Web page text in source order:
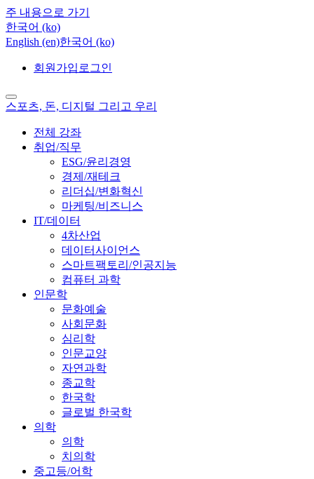
주 내용으로 가기
한국어 ‎(ko)‎
English ‎(en)‎한국어 ‎(ko)‎
회원가입 로그인
스포츠, 돈, 디지털 그리고 우리
전체 강좌
취업/직무
ESG/윤리경영
경제/재테크
리더십/변화혁신
마케팅/비즈니스
IT/데이터
4차산업
데이터사이언스
스마트팩토리/인공지능
컴퓨터 과학
인문학
문화예술
사회문화
심리학
인문교양
자연과학
종교학
한국학
글로벌 한국학
의학
의학
치의학
중고등/어학